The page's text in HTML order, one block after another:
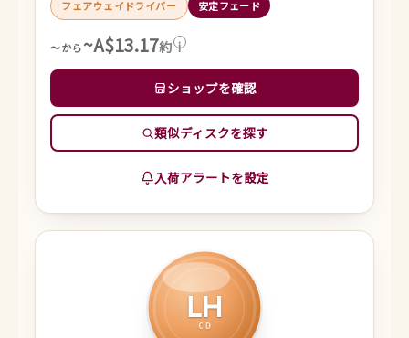
フェアウェイドライバー 安定フェード
～から~A$13.17約 i
ショップを確認
類似ディスクを探す
入荷アラートを設定
LH
CD